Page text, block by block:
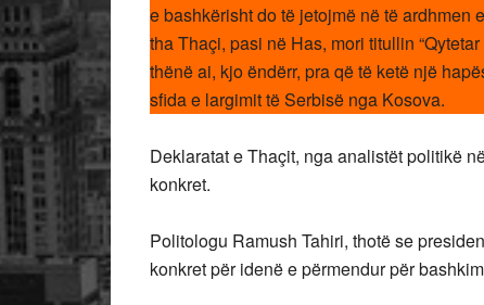
e bashkërisht do të jetojmë në të ardhmen
tha Thaçi, pasi në Has, mori titullin
thënë ai, kjo ëndërr, pra që të ketë një
sfida e largimit të Serbisë nga Kosova.
Deklaratat e Thaçit, nga analistët politikë
konkret.
Politologu Ramush Tahiri, thotë se
konkret për idenë e përmendur për